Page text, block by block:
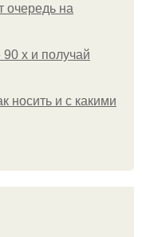
очередь на
х и получай
носить и с какими